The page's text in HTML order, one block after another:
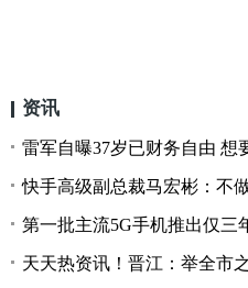
资讯
雷军自曝37岁已财务自由 想要成
快手高级副总裁马宏彬：不
第一批主流5G手机推出仅三年后
天天热资讯！晋江：举全市之力聚